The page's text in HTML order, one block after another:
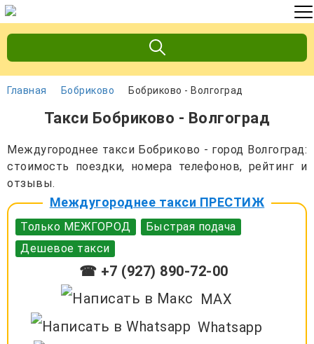
Главная Бобриково Бобриково - Волгоград
Такси Бобриково - Волгоград
Междугороднее такси Бобриково - город Волгоград:
стоимость поездки, номера телефонов, рейтинг и
отзывы.
Междугороднее такси ПРЕСТИЖ
Только МЕЖГОРОД
Быстрая подача
Дешевое такси
☎ +7 (927) 890-72-00
MAX
Whatsapp